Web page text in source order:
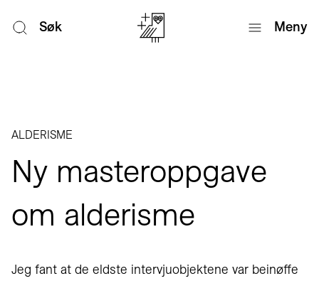
Søk Meny
ALDERISME
Ny masteroppgave
om alderisme
Jeg fant at de eldste intervjuobjektene var beinøffe